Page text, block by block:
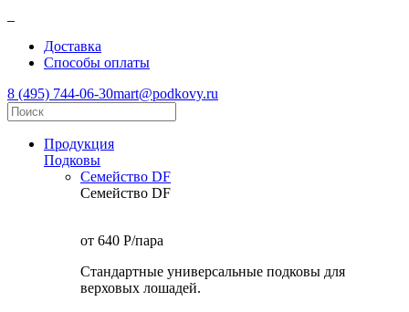
Доставка
Способы оплаты
8 (495) 744-06-30mart@podkovy.ru
Продукция
Подковы
Семейство DF
Семейство DF
от 640 P/пара
Стандартные универсальные подковы для
верховых лошадей.